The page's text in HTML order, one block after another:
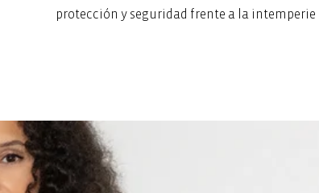
protección y seguridad frente a la intemperie